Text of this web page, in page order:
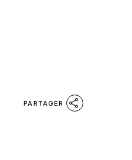
PARTAGER